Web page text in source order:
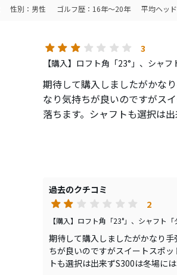
性別：男性 ゴルフ歴：16年～20年 平均ヘッ
3
【購入】ロフト角「23°」、シャ
期待して購入しましたがかな
なり気持ちが良いのですがス
落ちます。シャフトも選択は
春か秋の穏やかな季節に気持
過去のクチコミ
2
【購入】ロフト角「23°」、シャフト
期待して購入しましたがかなり
ちが良いのですがスイートスポ
トも選択は出来ずS300は冬場に